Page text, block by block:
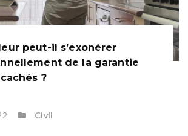
peut-il s’exonérer
de la garantie
?
Civil